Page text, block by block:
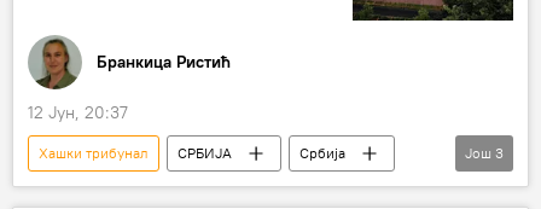
Бранкица Ристић
12 Јун, 20:37
Хашки трибунал СРБИЈА
Србија
Србија – политика
СБ УН седница
Још 3